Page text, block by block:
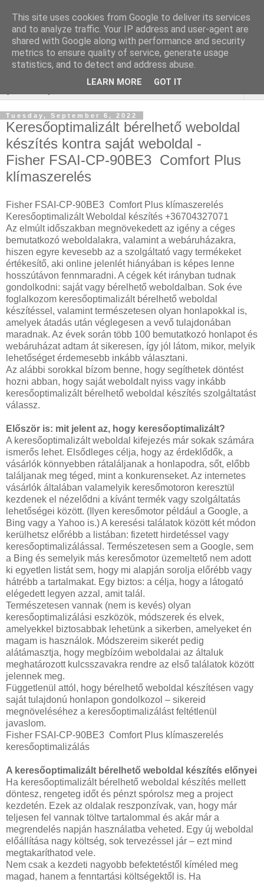
Keresőmarketing : redőny
javítás
Tuesday, September 6, 2022
Keresőoptimalizált bérelhető weboldal
készítés kontra saját weboldal -
Fisher FSAI-CP-90BE3 Comfort Plus
klímaszerelés
Fisher FSAI-CP-90BE3 Comfort Plus klímaszerelés
Keresőoptimalizált Weboldal készítés +36704327071
Az elmúlt időszakban megnövekedett az igény a céges
bemutatkozó weboldalakra, valamint a webáruházakra,
hiszen egyre kevesebb az a szolgáltató vagy termékeket
értékesítő, aki online jelenlét hiányában is képes lenne
hosszútávon fennmaradni. A cégek két irányban tudnak
gondolkodni: saját vagy bérelhető weboldalban. Sok éve
foglalkozom keresőoptimalizált bérelhető weboldal
készítéssel, valamint természetesen olyan honlapokkal is,
amelyek átadás után véglegesen a vevő tulajdonában
maradnak. Az évek során több 100 bemutatkozó honlapot és
webáruházat adtam át sikeresen, így jól látom, mikor, melyik
lehetőséget érdemesebb inkább választani.
Az alábbi sorokkal bízom benne, hogy segíthetek döntést
hozni abban, hogy saját weboldalt nyiss vagy inkább
keresőoptimalizált bérelhető weboldal készítés szolgáltatást
válassz.
Először is: mit jelent az, hogy keresőoptimalizált?
A keresőoptimalizált weboldal kifejezés már sokak számára
ismerős lehet. Elsődleges célja, hogy az érdeklődők, a
vásárlók könnyebben rátaláljanak a honlapodra, sőt, előbb
találjanak meg téged, mint a konkurenseket. Az internetes
vásárlók általában valamelyik keresőmotoron keresztül
kezdenek el nézelődni a kívánt termék vagy szolgáltatás
lehetőségei között. (Ilyen keresőmotor például a Google, a
Bing vagy a Yahoo is.) A keresési találatok között két módon
kerülhetsz előrébb a listában: fizetett hirdetéssel vagy
keresőoptimalizálással. Természetesen sem a Google, sem
a Bing és semelyik más keresőmotor üzemeltető nem adott
ki egyetlen listát sem, hogy mi alapján sorolja előrébb vagy
hátrébb a tartalmakat. Egy biztos: a célja, hogy a látogató
elégedett legyen azzal, amit talál.
Természetesen vannak (nem is kevés) olyan
keresőoptimalizálási eszközök, módszerek és elvek,
amelyekkel biztosabbak lehetünk a sikerben, amelyeket én
magam is használok. Módszereim sikerét pedig
alátámasztja, hogy megbízóim weboldalai az általuk
meghatározott kulcsszavakra rendre az első találatok között
jelennek meg.
Függetlenül attól, hogy bérelhető weboldal készítésen vagy
saját tulajdonú honlapon gondolkozol – sikereid
megnöveléséhez a keresőoptimalizálást feltétlenül
javaslom.
Fisher FSAI-CP-90BE3 Comfort Plus klímaszerelés
keresőoptimalizálás
A keresőoptimalizált bérelhető weboldal készítés előnyei
Ha keresőoptimalizált bérelhető weboldal készítés mellett
döntesz, rengeteg időt és pénzt spórolsz meg a project
kezdetén. Ezek az oldalak reszponzívak, van, hogy már
teljesen fel vannak töltve tartalommal és akár már a
megrendelés napján használatba veheted. Egy új weboldal
előállítása nagy költség, sok tervezéssel jár – ezt mind
megtakaríthatod vele.
Nem csak a kezdeti nagyobb befektetéstől kíméled meg
magad, hanem a fenntartási költségektől is. Ha
This site uses cookies from Google to deliver its services
and to analyze traffic. Your IP address and user-agent are
shared with Google along with performance and security
metrics to ensure quality of service, generate usage
statistics, and to detect and address abuse.
LEARN MORE GOT IT